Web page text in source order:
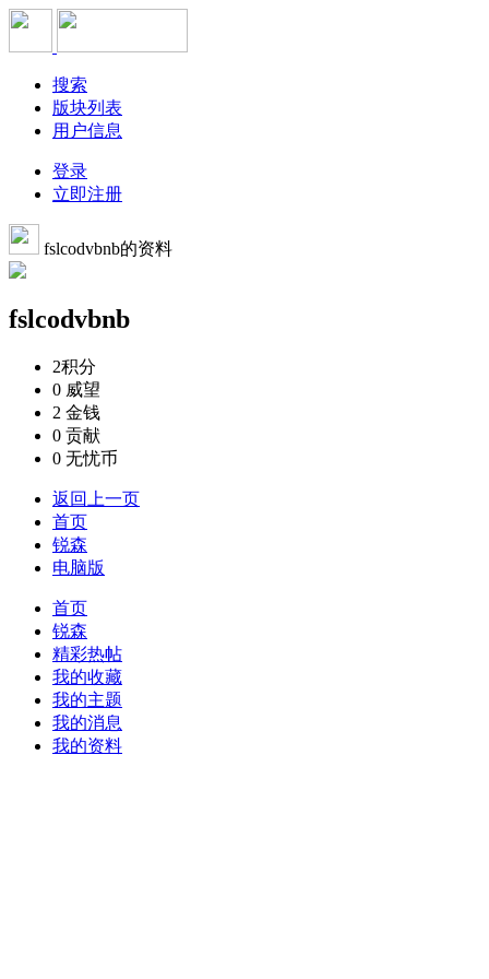
搜索
版块列表
用户信息
登录
立即注册
fslcodvbnb的资料
fslcodvbnb
2积分
0 威望
2 金钱
0 贡献
0 无忧币
返回上一页
首页
锐森
电脑版
首页
锐森
精彩热帖
我的收藏
我的主题
我的消息
我的资料